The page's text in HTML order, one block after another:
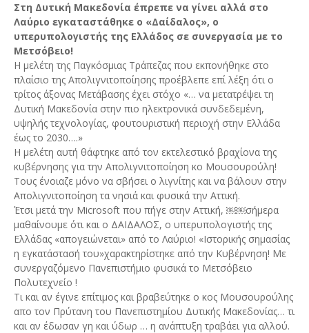
Στη Δυτική Μακεδονία έπρεπε να γίνει αλλά στο
Λαύριο εγκαταστάθηκε ο «Δαίδαλος», ο
υπερυπολογιστής της Ελλάδος σε συνεργασία με το
Μετσόβειο!
Η μελέτη της Παγκόσμιας Τράπεζας που εκπονήθηκε στο
πλαίσιο της Απολιγνιτοποίησης προέβλεπε επί λέξη ότι ο
τρίτος άξονας Μετάβασης έχει στόχο «… να μετατρέψει τη
Δυτική Μακεδονία στην πιο ηλεκτρονικά συνδεδεμένη,
υψηλής τεχνολογίας, φουτουριστική περιοχή στην Ελλάδα
έως το 2030….»
Η μελέτη αυτή θάφτηκε από τον εκτελεστικό βραχίονα της
κυβέρνησης για την Απολιγνιτοποίηση κο Μουσουρούλη!
Τους ένοιαζε μόνο να σβήσει ο λιγνίτης και να βάλουν στην
Απολιγνιτοποίηση τα νησιά και φυσικά την Αττική.
Έτσι μετά την Microsoft που πήγε στην Αττική, ￼￼σήμερα
μαθαίνουμε ότι και ο ΔΑΙΔΑΛΟΣ, ο υπερυπολογιστής της
Ελλάδας «απογειώνεται» από το Λαύριο! «Ιστορικής σημασίας
η εγκατάστασή του»χαρακτηρίστηκε από την Κυβέρνηση! Με
συνεργαζόμενο Πανεπιστήμιο φυσικά το Μετσόβειο
Πολυτεχνείο !
Τι και αν έγινε επίτιμος και βραβεύτηκε ο κος Μουσουρούλης
απο τον Πρύτανη του Πανεπιστημίου Δυτικής Μακεδονίας… τι
και αν έδωσαν γη και ύδωρ … η ανάπτυξη τραβάει για αλλού.